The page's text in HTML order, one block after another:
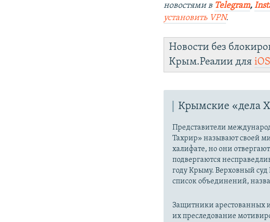
новостями в Telegram,
установить VPN.
Новости без
Крым.Реалии дляiOS
Крымские «дела
Представители
Тахрир» называют своей
халифате, но они
подвергаются
году Крыму. Верховный суд
список объединений,
Защитники арестованных
их преследование